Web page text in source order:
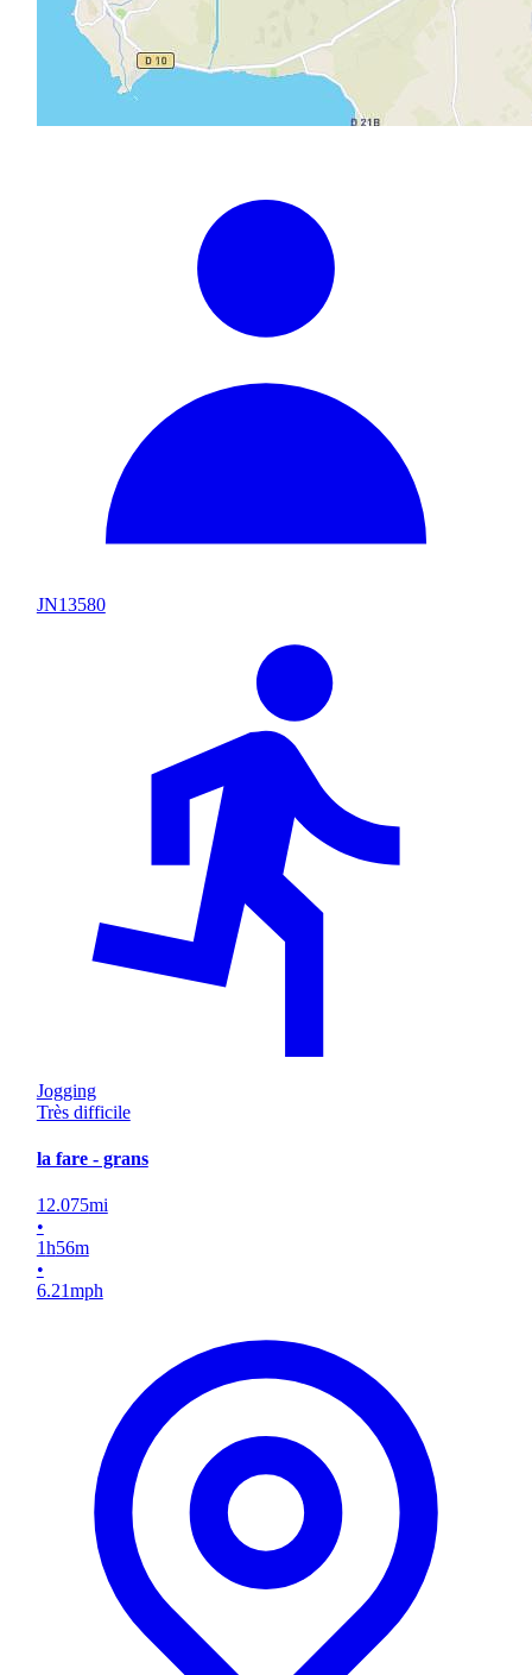
JN13580
Jogging
Très difficile
la fare - grans
12.075mi
•
1h56m
•
6.21mph